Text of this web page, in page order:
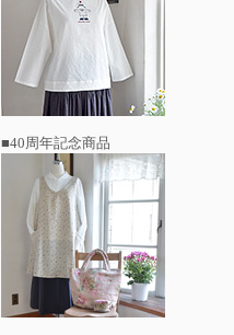
■40周年記念商品